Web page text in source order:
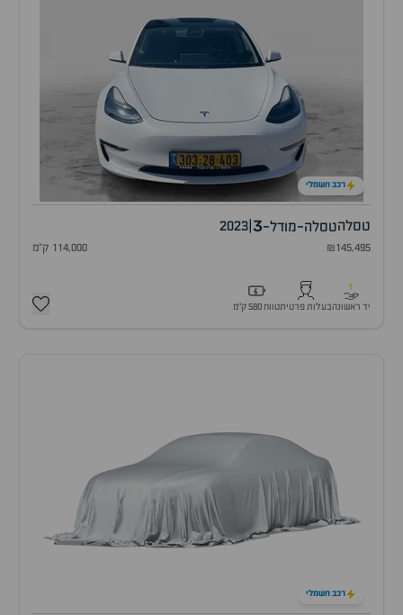
רכב חשמלי
טסלהטסלה-מודל-3
2023
₪145,495 114,000 ק"מ
1
יד ראשונהבעלות פרטיתטווח 580 ק״מ
רכב חשמלי